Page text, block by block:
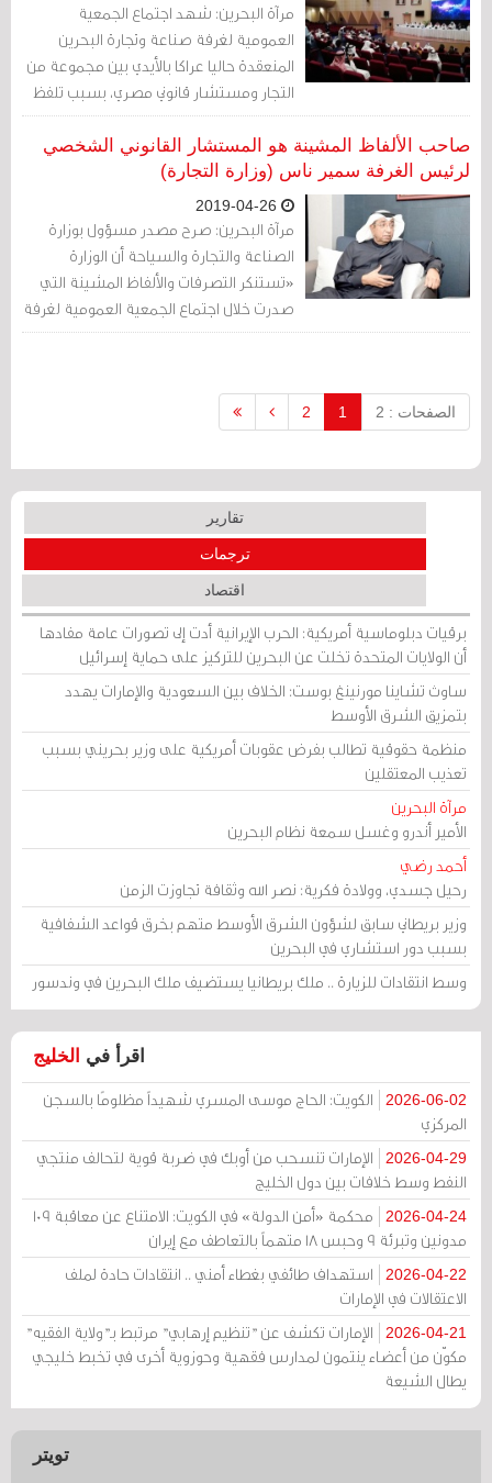
مرآة البحرين: شهد اجتماع الجمعية
العمومية لغرفة صناعة وتجارة البحرين
المنعقدة حاليا عراكا بالأيدي بين مجموعة من
التجار ومستشار قانوني مصري، بسبب تلفظ
المستشار بعبارات طائفية بعد جدال بالكلام
بين الطرفين.
صاحب الألفاظ المشينة هو المستشار القانوني الشخصي
لرئيس الغرفة سمير ناس (وزارة التجارة)
مرآة البحرين: صرح مصدر مسؤول بوزارة
الصناعة والتجارة والسياحة أن الوزارة
«تستنكر التصرفات والألفاظ المشينة التي
صدرت خلال اجتماع الجمعية العمومية لغرفة
تجارة وصناعة البحرين مساء هذا اليوم».
الصفحات : 2 1
2
تقارير
ترجمات
اقتصاد
برقيات دبلوماسية أمريكية: الحرب الإيرانية أدت إلى تصورات عامة مفادها
أن الولايات المتحدة تخلت عن البحرين للتركيز على حماية إسرائيل
ساوث تشاينا مورنينغ بوست: الخلاف بين السعودية والإمارات يهدد
بتمزيق الشرق الأوسط
منظمة حقوقية تطالب بفرض عقوبات أمريكية على وزير بحريني بسبب
تعذيب المعتقلين
مرآة البحرين
الأمير أندرو وغسل سمعة نظام البحرين
أحمد رضي
رحيل جسدي، وولادة فكرية: نصر الله وثقافة تجاوزت الزمن
وزير بريطاني سابق لشؤون الشرق الأوسط متهم بخرق قواعد الشفافية
بسبب دور استشاري في البحرين
وسط انتقادات للزيارة .. ملك بريطانيا يستضيف ملك البحرين في وندسور
اقرأ في الخليج
2026-06-02
الكويت: الحاج موسى المسري شهيداً مظلومًا بالسجن
المركزي
2026-04-29
الإمارات تنسحب من أوبك في ضربة قوية لتحالف منتجي
النفط وسط خلافات بين دول الخليج
2026-04-24
محكمة «أمن الدولة» في الكويت: الامتناع عن معاقبة 109
مدونين وتبرئة 9 وحبس 18 متهماً بالتعاطف مع إيران
2026-04-22
استهداف طائفي بغطاء أمني .. انتقادات حادة لملف
الاعتقالات في الإمارات
2026-04-21
الإمارات تكشف عن "تنظيم إرهابي" مرتبط بـ"ولاية الفقيه"
مكوّن من أعضاء ينتمون لمدارس فقهية وحوزوية أخرى في تخبط خليجي
يطال الشيعة
تويتر